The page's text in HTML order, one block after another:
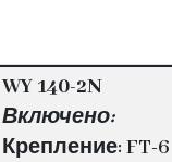
WY 140-2N
Включено:
Крепление: FT-6